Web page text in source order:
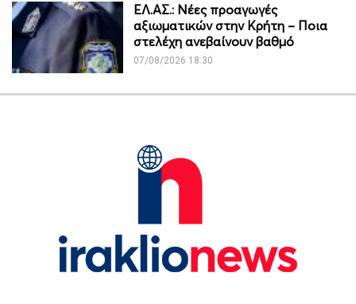
ΕΛ.ΑΣ.: Νέες προαγωγές
αξιωματικών στην Κρήτη – Ποια
στελέχη ανεβαίνουν βαθμό
07/08/2026 18:30